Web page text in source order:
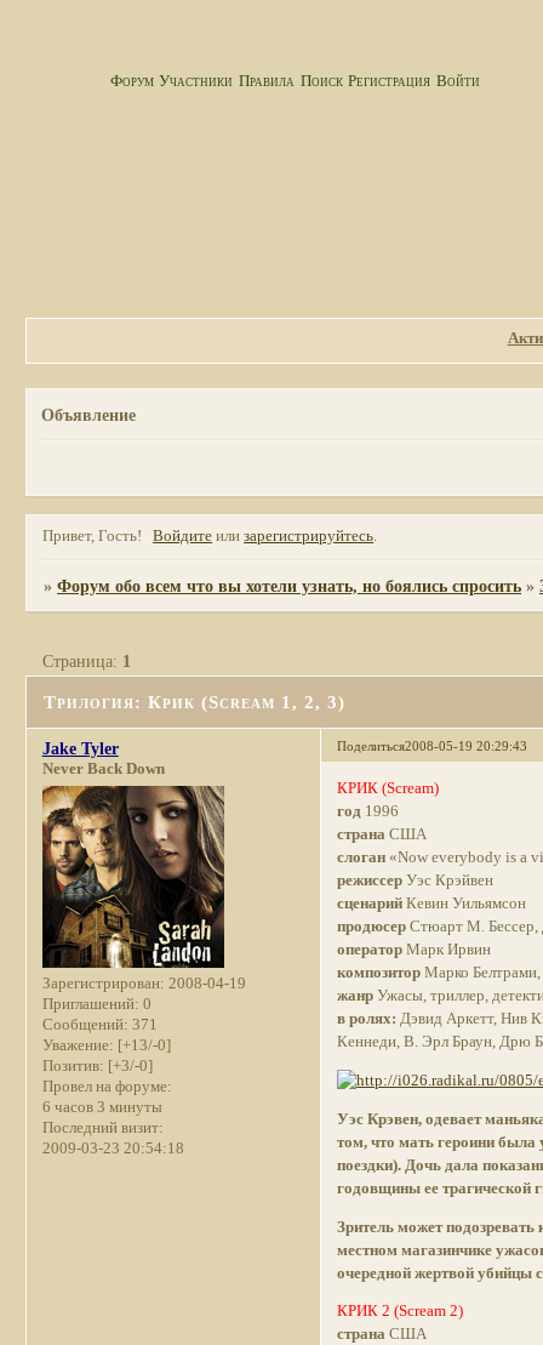
Форум Участники Правила Поиск Регистрация Войти
Объявление
Привет, Гость! Войдите илизарегистрируйтесь.
»Форум обо всем что вы хотели узнать, но боялись спросить »
Трилогия: Крик (Scream 1, 2, 3)
Страница: 1
Поделиться2008-05-19 20:29:43
Jake Tyler
Never Back Down
Зарегистрирован: 2008-04-19
Приглашений: 0
Сообщений: 371
Уважение: [+13/-0]
Позитив: [+3/-0]
Провел на форуме:
6 часов 3 минуты
Последний визит:
2009-03-23 20:54:18
КРИК (Scream)
год 1996
страна США
слоган «Now everybody is a
режиссер Уэс Крэйвен
сценарий Кевин Уильямсон
продюсер Стюарт М. Бессер,
оператор Марк Ирвин
композитор Марко
жанр Ужасы, триллер,
в ролях: Дэвид Аркетт, Нив
Кеннеди, В. Эрл Браун, Дрю
Уэс Крэвен, одевает
том, что мать героини была
поездки). Дочь дала
годовщины ее трагической
Зритель может
местном магазинчике
очередной жертвой убийцы
КРИК 2 (Scream 2)
страна США